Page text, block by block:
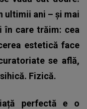
ultimii ani – și mai
în care trăim: cea
estetică face
se află,
Fizică.
perfectă e o